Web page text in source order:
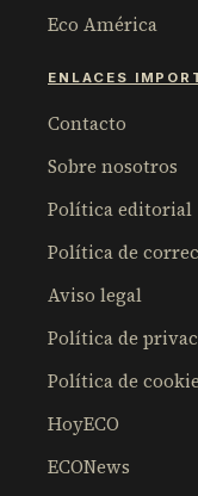
Eco América
ENLACES
Contacto
Sobre nosotros
Política editorial
Política de
Aviso legal
Política de
Política de
HoyECO
ECONews